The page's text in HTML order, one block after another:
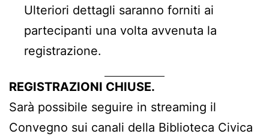
Ulteriori dettagli saranno forniti ai
partecipanti una volta avvenuta la
registrazione.
REGISTRAZIONI CHIUSE.
Sarà possibile seguire in streaming il
Convegno sui canali della Biblioteca Civica